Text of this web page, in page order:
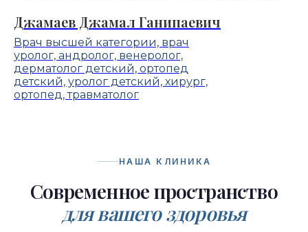
Джамаев Джамал Ганипаевич
Врач высшей категории, врач
уролог, андролог, венеролог,
дерматолог детский, ортопед
детский, уролог детский, хирург,
ортопед, травматолог
НАША КЛИНИКА
Современное пространство
для вашего здоровья